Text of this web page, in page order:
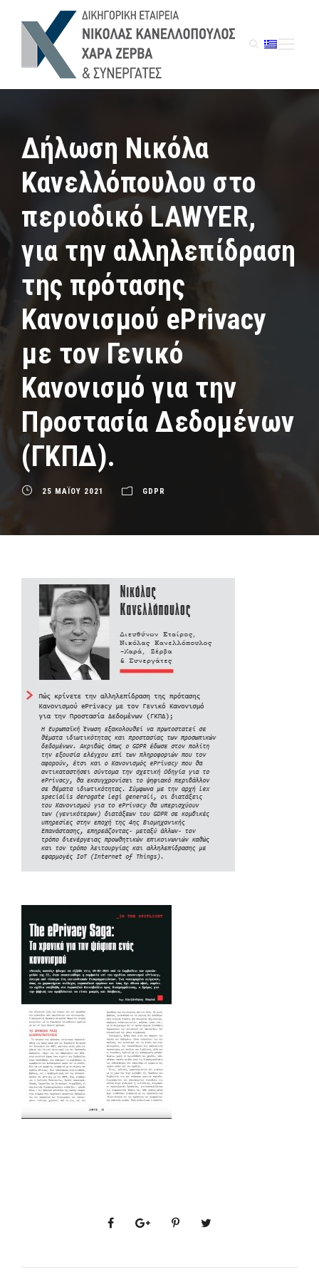
Δήλωση Νικόλα
Κανελλόπουλου στο
περιοδικό LAWYER,
για την αλληλεπίδραση
της πρότασης
Κανονισμού ePrivacy
με τον Γενικό
Κανονισμό για την
Προστασία Δεδομένων
(ΓΚΠΔ).
25 ΜΑΪΟΥ 2021 GDPR